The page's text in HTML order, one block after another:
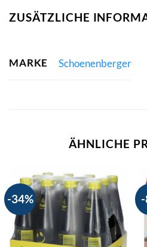
ZUSÄTZLICHE
MARKE Schoenenberger
ÄHNLICHE
-34%